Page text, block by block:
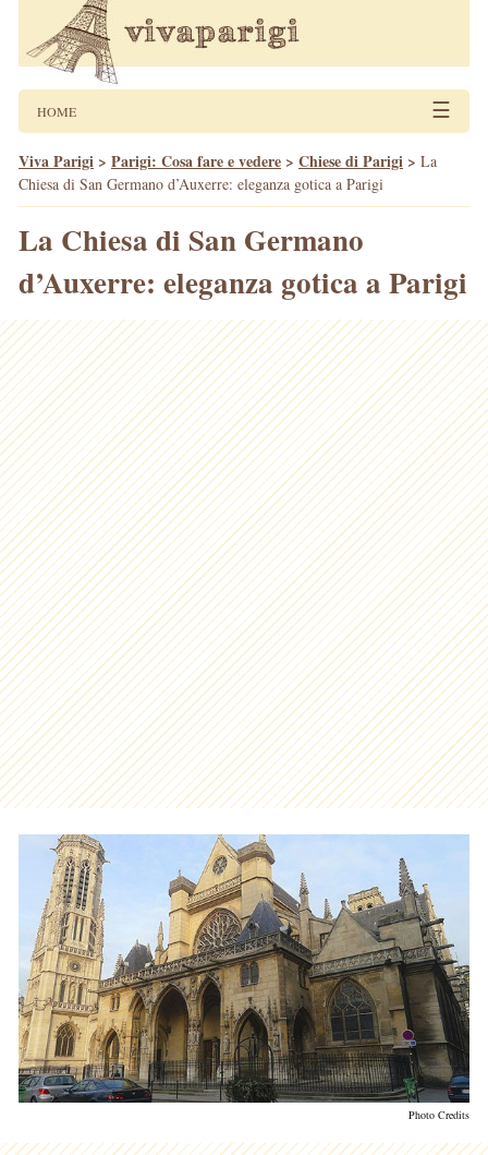
HOME ☰
Viva Parigi > Parigi: Cosa fare e vedere > Chiese di Parigi > La
Chiesa di San Germano d’Auxerre: eleganza gotica a Parigi
La Chiesa di San Germano
d’Auxerre: eleganza gotica a Parigi
Photo Credits